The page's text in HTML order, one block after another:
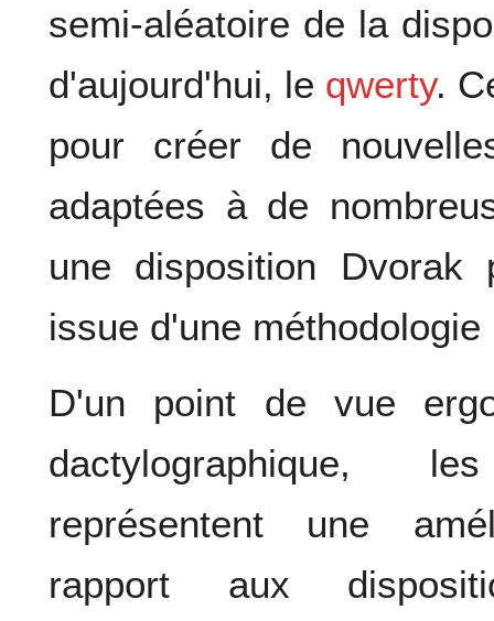
semi-aléatoire de la
d'aujourd'hui, le qwerty.
pour créer de
adaptées à de
une disposition Dvorak
issue d'une
D'un point de vue
dactylographique,
représentent une
rapport aux